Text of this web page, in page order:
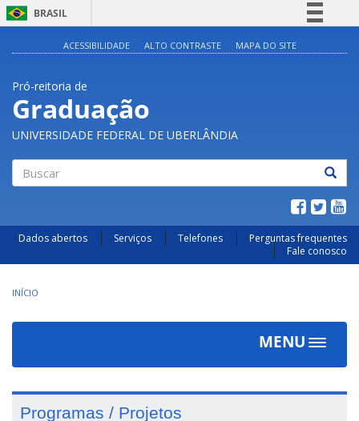
BRASIL
Legislação
Canais
ACESSIBILIDADE ALTO CONTRASTE MAPA DO SITE
Pró-reitoria de
Graduação
UNIVERSIDADE FEDERAL DE UBERLÂNDIA
Dados abertos Serviços Telefones
Perguntas frequentes
Fale conosco
INÍCIO
MENU
Toggle
Programas / Projetos